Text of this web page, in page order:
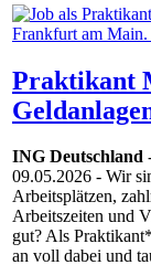
Praktikant
ING Deutschland
09.05.2026 - Wir
Arbeitsplätzen,
Arbeitszeiten und
gut? Als
an voll dabei und